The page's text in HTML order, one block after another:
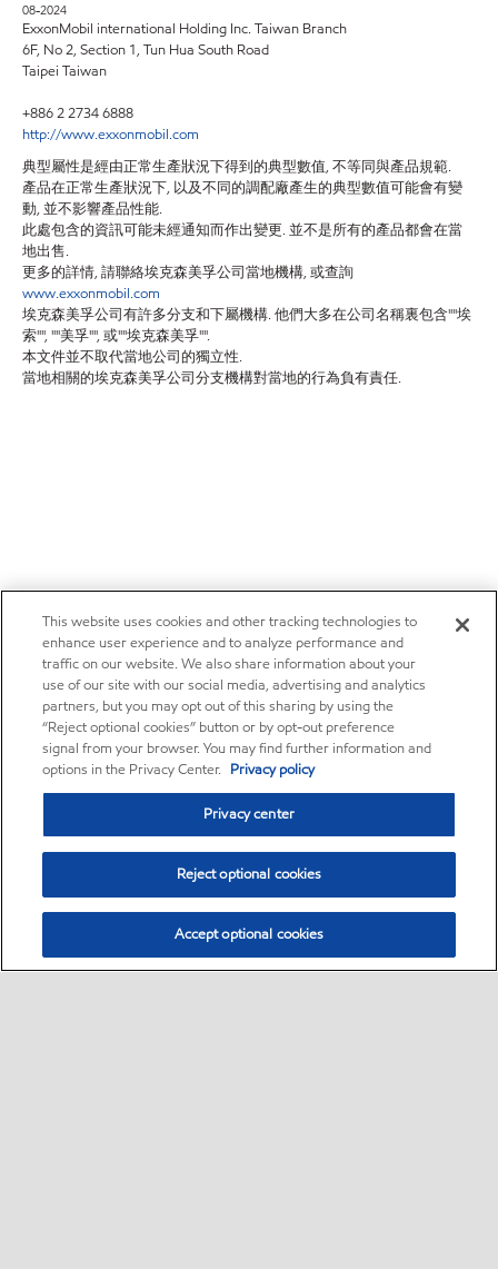
08-2024
ExxonMobil international Holding Inc. Taiwan Branch
6F, No 2, Section 1, Tun Hua South Road
Taipei Taiwan
+886 2 2734 6888
http://www.exxonmobil.com
典型屬性是經由正常生產狀況下得到的典型數值, 不等同與產品規範.
產品在正常生產狀況下, 以及不同的調配廠產生的典型數值可能會有變
動, 並不影響產品性能.
此處包含的資訊可能未經通知而作出變更. 並不是所有的產品都會在當
地出售.
更多的詳情, 請聯絡埃克森美孚公司當地機構, 或查詢
www.exxonmobil.com
埃克森美孚公司有許多分支和下屬機構. 他們大多在公司名稱裏包含""埃
索"", ""美孚"", 或""埃克森美孚"".
本文件並不取代當地公司的獨立性.
當地相關的埃克森美孚公司分支機構對當地的行為負有責任.
This website uses cookies and other tracking technologies to
enhance user experience and to analyze performance and
traffic on our website. We also share information about your
use of our site with our social media, advertising and analytics
partners, but you may opt out of this sharing by using the
“Reject optional cookies” button or by opt-out preference
signal from your browser. You may find further information and
options in the Privacy Center. Privacy policy
Privacy center
Reject optional cookies
Accept optional cookies